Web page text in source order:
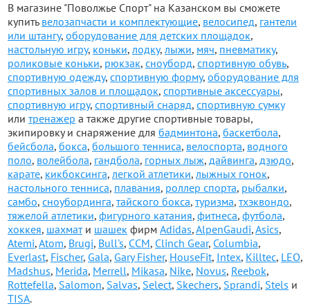
В магазине "Поволжье Спорт" на Казанском вы сможете
купить велозапчасти и комплектующие, велосипед, гантели
или штангу, оборудование для детских площадок,
настольную игру, коньки, лодку, лыжи, мяч, пневматику,
роликовые коньки, рюкзак, сноуборд, спортивную обувь,
спортивную одежду, спортивную форму, оборудование для
спортивных залов и площадок, спортивные аксессуары,
спортивную игру, спортивный снаряд, спортивную сумку
или тренажер а также другие спортивные товары,
экипировку и снаряжение для бадминтона, баскетбола,
бейсбола, бокса, большого тенниса, велоспорта, водного
поло, волейбола, гандбола, горных лыж, дайвинга, дзюдо,
карате, кикбоксинга, легкой атлетики, лыжных гонок,
настольного тенниса, плавания, роллер спорта, рыбалки,
самбо, сноубординга, тайского бокса, туризма, тхэквондо,
тяжелой атлетики, фигурного катания, фитнеса, футбола,
хоккея, шахмати шашек фирм Adidas,AlpenGaudi,Asics,
Atemi,Atom, Brugi, Bull's, CCM, Clinch Gear, Columbia,
Everlast, Fischer, Gala, Gary Fisher, HouseFit, Intex, Killtec, LEO,
Madshus, Merida, Merrell, Mikasa, Nike, Novus, Reebok,
Rottefella, Salomon, Salvas, Select, Skechers, Sprandi, Stels и
TISA.